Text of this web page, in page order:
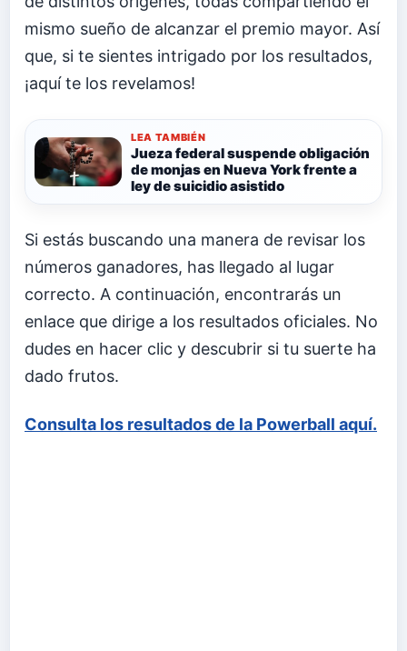
mismo sueño de alcanzar el premio mayor. Así
que, si te sientes intrigado por los resultados,
¡aquí te los revelamos!
LEA TAMBIÉN
Jueza federal suspende obligación
de monjas en Nueva York frente a
ley de suicidio asistido
Si estás buscando una manera de revisar los
números ganadores, has llegado al lugar
correcto. A continuación, encontrarás un
enlace que dirige a los resultados oficiales. No
dudes en hacer clic y descubrir si tu suerte ha
dado frutos.
Consulta los resultados de la Powerball aquí.